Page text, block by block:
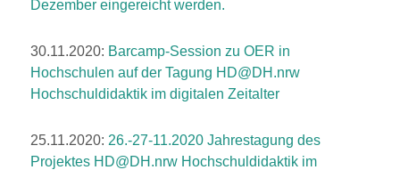
Dezember eingereicht werden.
30.11.2020: Barcamp-Session zu OER in
Hochschulen auf der Tagung HD@DH.nrw
Hochschuldidaktik im digitalen Zeitalter
25.11.2020: 26.-27-11.2020 Jahrestagung des
Projektes HD@DH.nrw Hochschuldidaktik im